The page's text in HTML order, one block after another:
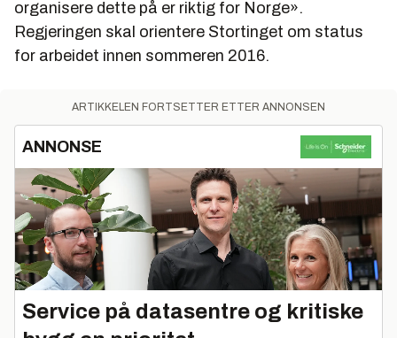
organisere dette på er riktig for Norge».
Regjeringen skal orientere Stortinget om status
for arbeidet innen sommeren 2016.
ARTIKKELEN FORTSETTER ETTER ANNONSEN
ANNONSE
Service på datasentre og kritiske